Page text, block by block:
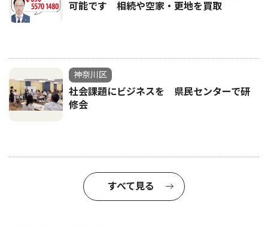
可能です 相続や空家・更地を買取
神奈川区
社会課題にビジネスを 県民センターで研
修会
すべて見る